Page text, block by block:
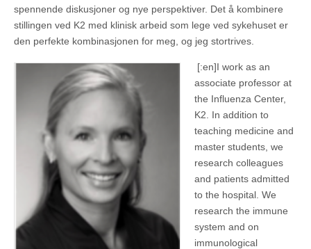
spennende diskusjoner og nye perspektiver. Det å kombinere
stillingen ved K2 med klinisk arbeid som lege ved sykehuset er
den perfekte kombinasjonen for meg, og jeg stortrives.
[:en]I work as an
associate professor at
the Influenza Center,
K2. In addition to
teaching medicine and
master students, we
research colleagues
and patients admitted
to the hospital. We
research the immune
system and on
immunological